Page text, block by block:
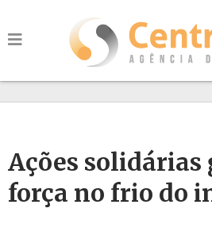
Ações solidárias
força no frio do